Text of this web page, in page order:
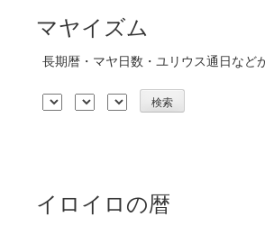
マヤイズム
長期暦・マヤ日数・ユリウス通日など
イロイロの暦